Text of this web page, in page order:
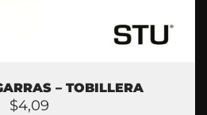
– TOBILLERA
$4,09